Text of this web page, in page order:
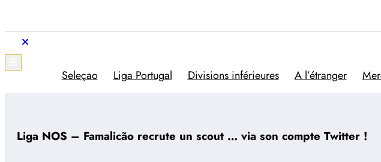
contenu
Trivela
L'actualité du football portugais
Seleçao Liga Portugal Divisions inférieures A l’étranger
Liga NOS – Famalicão recrute un scout … via son compte Twitter !